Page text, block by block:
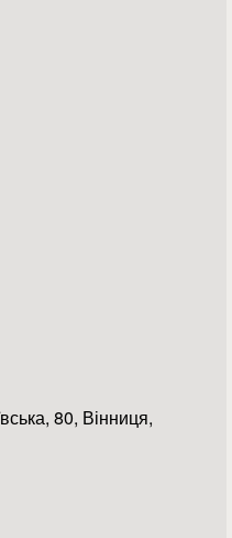
80, Вінниця,